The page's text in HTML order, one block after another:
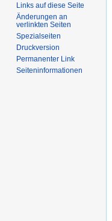
Links auf diese Seite
Änderungen an
verlinkten Seiten
Spezialseiten
Druckversion
Permanenter Link
Seiten­­informationen